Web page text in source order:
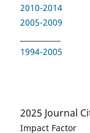
2010-2014
2005-2009
1994-2005
2025 Journal
Impact Factor